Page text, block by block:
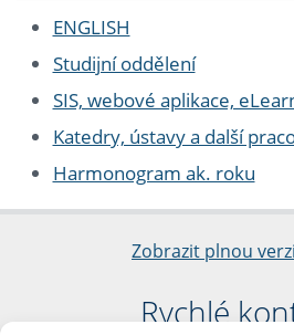
ENGLISH
Studijní oddělení
SIS, webové aplikace,
Katedry, ústavy a další
Harmonogram ak. roku
Zobrazit plnou
Rychlé